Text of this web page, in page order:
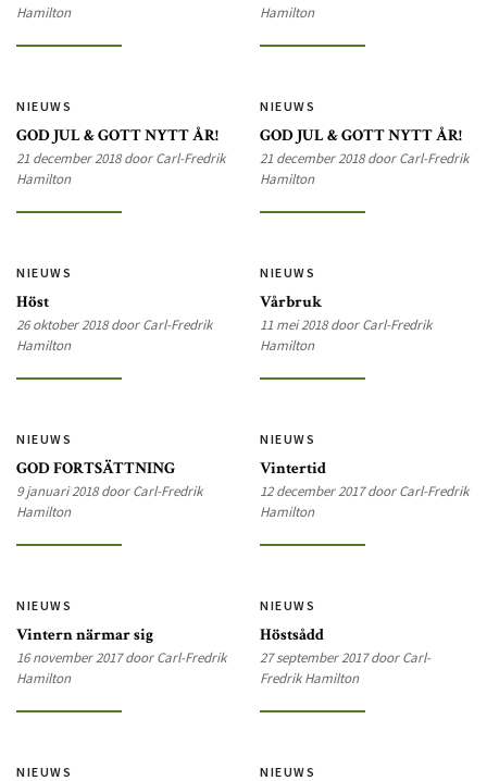
Hamilton
Hamilton
NIEUWS
GOD JUL & GOTT NYTT ÅR!
21 december 2018 door Carl-Fredrik
Hamilton
NIEUWS
GOD JUL & GOTT NYTT ÅR!
21 december 2018 door Carl-Fredrik
Hamilton
NIEUWS
Höst
26 oktober 2018 door Carl-Fredrik
Hamilton
NIEUWS
Vårbruk
11 mei 2018 door Carl-Fredrik
Hamilton
NIEUWS
GOD FORTSÄTTNING
9 januari 2018 door Carl-Fredrik
Hamilton
NIEUWS
Vintertid
12 december 2017 door Carl-Fredrik
Hamilton
NIEUWS
Vintern närmar sig
16 november 2017 door Carl-Fredrik
Hamilton
NIEUWS
Höstsådd
27 september 2017 door Carl-
Fredrik Hamilton
NIEUWS NIEUWS